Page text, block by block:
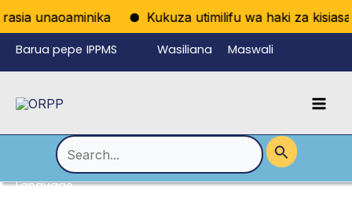
unaoaminika Kukuza utimilifu wa haki za kisiasa
Skip
to
content
Barua pepe IPPMS Wasiliana Maswali
Language
Menu
Search
for: